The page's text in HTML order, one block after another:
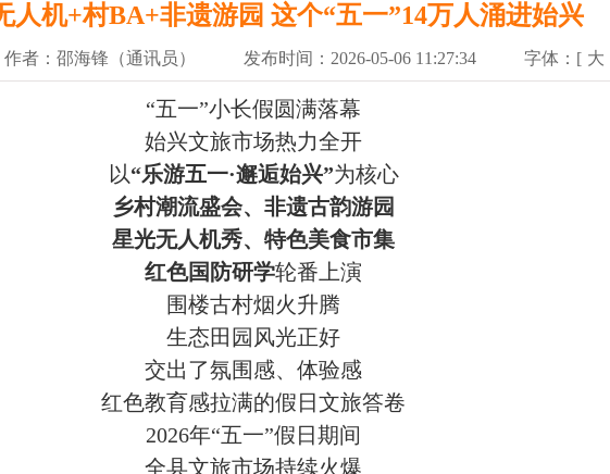
人机+村BA+非遗游园 这个“五一”14万人涌进始兴
作者：邵海锋（通讯员） 发布时间：2026-05-06 11:27:34 字体：[ 大
“五一”小长假圆满落幕
始兴文旅市场热力全开
以“乐游五一·邂逅始兴”为核心
乡村潮流盛会、非遗古韵游园
星光无人机秀、特色美食市集
红色国防研学轮番上演
围楼古村烟火升腾
生态田园风光正好
交出了氛围感、体验感
红色教育感拉满的假日文旅答卷
2026年“五一”假日期间
全县文旅市场持续火爆